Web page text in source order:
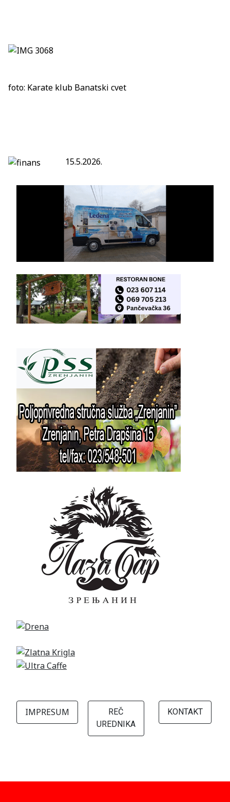
foto: Karate klub Banatski cvet
15.5.2026.
IMPRESUM
REČ
UREDNIKA
KONTAKT